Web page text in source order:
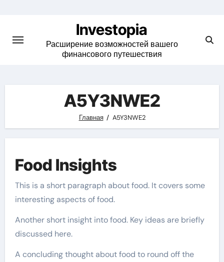
content
Investopia
Расширение возможностей вашего
финансового путешествия
A5Y3NWE2
Главная A5Y3NWE2
Food Insights
This is a short paragraph about food. It covers some
interesting aspects of food.
Another short insight into food. Key ideas are briefly
discussed here.
A concluding thought about food to round off the